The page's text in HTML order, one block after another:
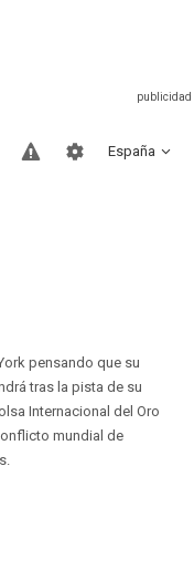
España
pensando que su
tras la pista de su
Internacional del Oro
mundial de